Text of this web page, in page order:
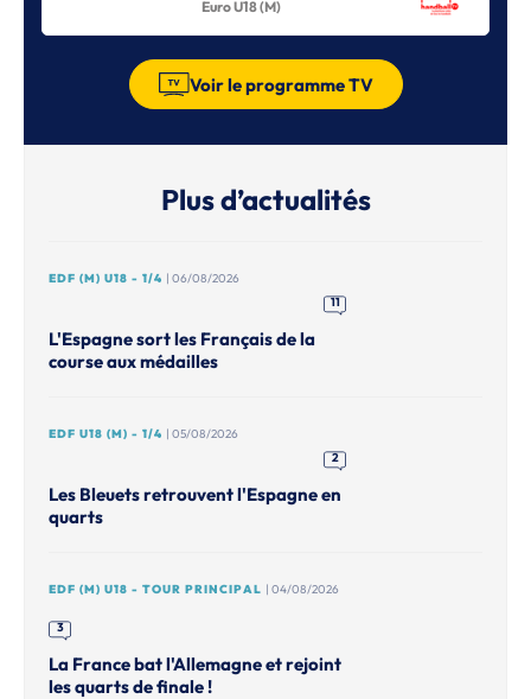
Euro U18 (M)
Voir le programme TV
Plus d’actualités
EDF (M) U18 - 1/4 | 06/08/2026
11
L'Espagne sort les Français de la
course aux médailles
EDF U18 (M) - 1/4 | 05/08/2026
2
Les Bleuets retrouvent l'Espagne en
quarts
EDF (M) U18 - TOUR PRINCIPAL | 04/08/2026
3
La France bat l'Allemagne et rejoint
les quarts de finale !